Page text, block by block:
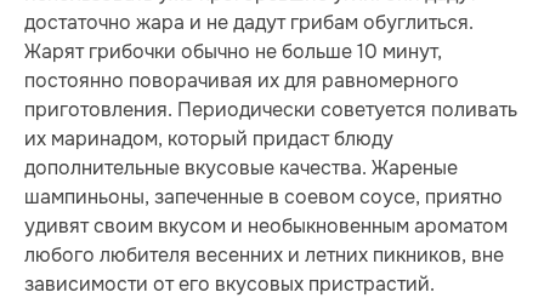
достаточно жара и не дадут грибам обуглиться.
Жарят грибочки обычно не больше 10 минут,
постоянно поворачивая их для равномерного
приготовления. Периодически советуется поливать
их маринадом, который придаст блюду
дополнительные вкусовые качества. Жареные
шампиньоны, запеченные в соевом соусе, приятно
удивят своим вкусом и необыкновенным ароматом
любого любителя весенних и летних пикников, вне
зависимости от его вкусовых пристрастий.